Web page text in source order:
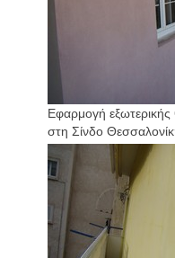
Εφαρμογή
στη Σίνδο